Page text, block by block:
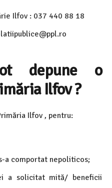
Ilfov : 037 440 88 18
depune o
Ilfov ?
Ilfov , pentru:
a comportat nepoliticos;
a solicitat mită/ beneficii